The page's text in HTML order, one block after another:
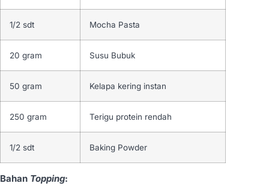
1/2 sdt Mocha Pasta
20 gram Susu Bubuk
50 gram Kelapa kering instan
250 gram Terigu protein rendah
1/2 sdt Baking Powder
Bahan Topping: